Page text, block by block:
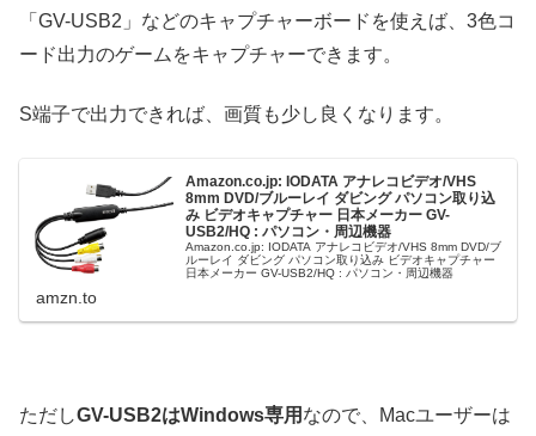
「GV-USB2」などのキャプチャーボードを使えば、3色コ
ード出力のゲームをキャプチャーできます。
S端子で出力できれば、画質も少し良くなります。
Amazon.co.jp: IODATA アナレコビデオ/VHS
8mm DVD/ブルーレイ ダビング パソコン取り込
み ビデオキャプチャー 日本メーカー GV-
USB2/HQ : パソコン・周辺機器
Amazon.co.jp: IODATA アナレコビデオ/VHS 8mm DVD/ブ
ルーレイ ダビング パソコン取り込み ビデオキャプチャー
日本メーカー GV-USB2/HQ : パソコン・周辺機器
amzn.to
ただしGV-USB2はWindows専用 なので、Macユーザーは